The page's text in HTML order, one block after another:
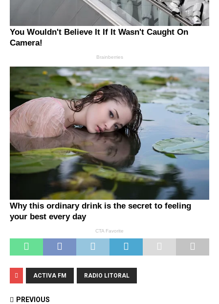
ACTIVA FM RADIO LITORAL
PREVIOUS